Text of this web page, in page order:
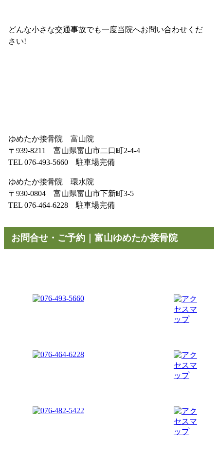
どんな小さな交通事故でも一度当院へお問い合わせくだ
さい!
ゆめたか接骨院 富山院
〒939-8211 富山県富山市二口町2-4-4
TEL 076-493-5660 駐車場完備
ゆめたか接骨院 環水院
〒930-0804 富山県富山市下新町3-5
TEL 076-464-6228 駐車場完備
お問合せ・ご予約｜富山ゆめたか接骨院